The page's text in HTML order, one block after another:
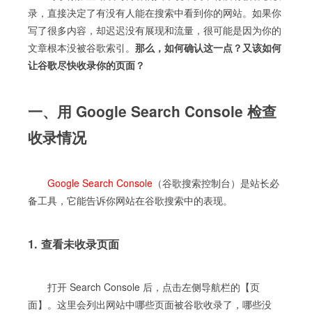
录，直接决定了有没有人能在搜索中看到你的网站。如果你
写了很多内容，却迟迟没有展现和流量，很可能是因为你的
文章根本没被谷歌索引。 那么，如何确认这一点？又该如何
让谷歌尽快收录你的页面？
一、用 Google Search Console 检查
收录情况
Google Search Console （谷歌搜索控制台）是站长必
备工具，它能告诉你网站在谷歌搜索中的表现。
1. 查看未收录页面
打开 Search Console 后，点击左侧导航栏的【页
面】。这里会列出网站中哪些页面被谷歌收录了，哪些没